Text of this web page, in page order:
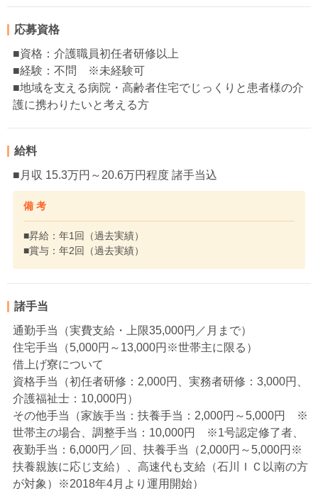
応募資格
■資格：介護職員初任者研修以上
■経験：不問 ※未経験可
■地域を支える病院・高齢者住宅でじっくりと患者様の介
護に携わりたいと考える方
給料
■月収 15.3万円～20.6万円程度 諸手当込
備 考
■昇給：年1回（過去実績）
■賞与：年2回（過去実績）
諸手当
通勤手当（実費支給・上限35,000円／月まで）
住宅手当（5,000円～13,000円※世帯主に限る）
借上げ寮について
資格手当（初任者研修：2,000円、実務者研修：3,000円、
介護福祉士：10,000円）
その他手当（家族手当：扶養手当：2,000円～5,000円 ※
世帯主の場合、調整手当：10,000円 ※1号認定修了者、
夜勤手当：6,000円／回、扶養手当（2,000円～5,000円※
扶養親族に応じ支給）、高速代も支給（石川ＩＣ以南の方
が対象）※2018年4月より運用開始）